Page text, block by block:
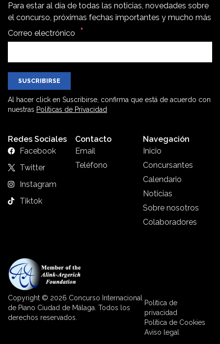
Para estar al día de todas las noticias, novedades sobre
el concurso, próximas fechas importantes y mucho más
Correo electrónico
SUSCRIBIRSE
Al hacer click en Suscribirse, confirma que está de acuerdo con
nuestras Políticas de Privacidad
Redes Sociales
Facebook
Twitter
Instagram
Tiktok
Contacto
Email
Teléfono
Navegación
Inicio
Concursantes
Calendario
Noticias
Sobre nosotros
Colaboradores
Copyright © 2026 Concurso Internacional
de Piano Ciudad de Málaga. Todos los
derechos reservados.
Política de
privacidad
Política de Cookies
Aviso legal